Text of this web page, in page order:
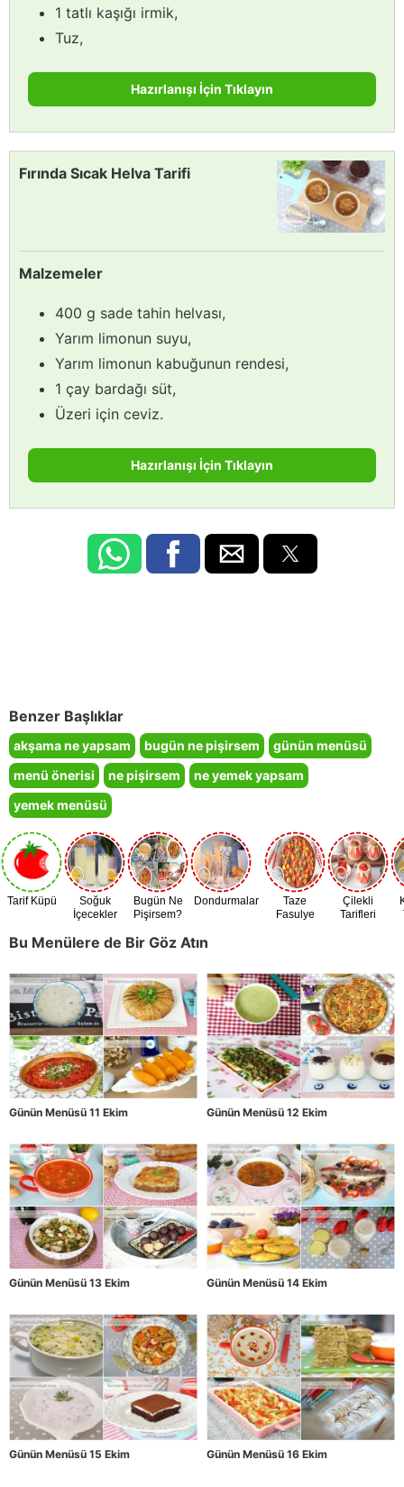
1 tatlı kaşığı irmik,
Tuz,
Hazırlanışı İçin Tıklayın
Fırında Sıcak Helva Tarifi
Malzemeler
400 g sade tahin helvası,
Yarım limonun suyu,
Yarım limonun kabuğunun rendesi,
1 çay bardağı süt,
Üzeri için ceviz.
Hazırlanışı İçin Tıklayın
Benzer Başlıklar
akşama ne yapsam bugün ne pişirsem
günün menüsü
menü önerisi
ne pişirsem
ne yemek yapsam
yemek menüsü
Tarif Küpü
Soğuk
İçecekler
Bugün Ne
Pişirsem?
Dondurmalar
Taze
Fasulye
Çilekli
Tarifleri
Bu Menülere de Bir Göz Atın
Günün Menüsü 11 Ekim Günün Menüsü 12 Ekim
Günün Menüsü 13 Ekim Günün Menüsü 14 Ekim
Günün Menüsü 15 Ekim Günün Menüsü 16 Ekim